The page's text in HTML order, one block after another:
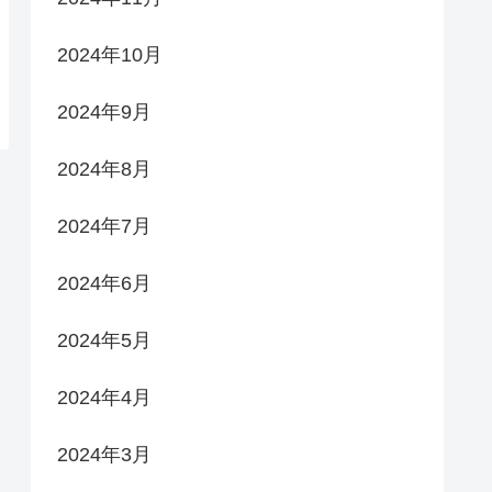
2024年10月
2024年9月
2024年8月
2024年7月
2024年6月
2024年5月
2024年4月
2024年3月